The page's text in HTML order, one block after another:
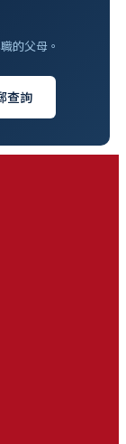
的父母。
查詢